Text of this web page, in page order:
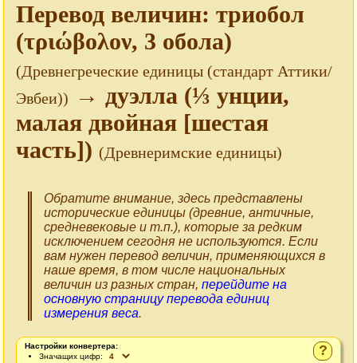
Перевод величин: триобол
(τριώβολον, 3 обола)
(Древнегреческие единицы (стандарт Аттики/
Эвбеи))
→ дуэлла (⅓ унции,
малая двойная [шестая
часть]) (Древнеримские единицы)
Обратите внимание, здесь представлены
исторические единицы (древние, античные,
средневековые и т.п.), которые за редким
исключением сегодня не используются. Если
вам нужен перевод величин, применяющихся в
наше время, в том числе национальных
величин из разных стран, перейдите на
основную страницу перевода единиц
измерения веса.
?
Настройки конвертера:
Значащих цифр: